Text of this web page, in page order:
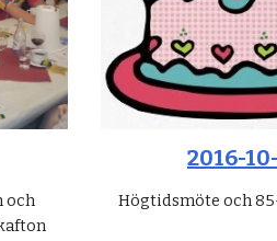
och
2016-
Högtidsmöte och